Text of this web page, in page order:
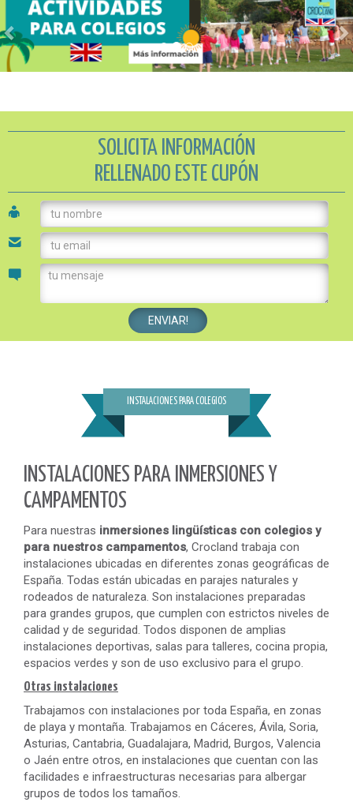
SOLICITA INFORMACIÓN
RELLENADO ESTE CUPÓN
INSTALACIONES PARA COLEGIOS
INSTALACIONES PARA INMERSIONES Y
CAMPAMENTOS
Para nuestras inmersiones lingüísticas con colegios y
para nuestros campamentos, Crocland trabaja con
instalaciones ubicadas en diferentes zonas geográficas de
España. Todas están ubicadas en parajes naturales y
rodeados de naturaleza. Son instalaciones preparadas
para grandes grupos, que cumplen con estrictos niveles de
calidad y de seguridad. Todos disponen de amplias
instalaciones deportivas, salas para talleres, cocina propia,
espacios verdes y son de uso exclusivo para el grupo.
Otras instalaciones
Trabajamos con instalaciones por toda España, en zonas
de playa y montaña. Trabajamos en Cáceres, Ávila, Soria,
Asturias, Cantabria, Guadalajara, Madrid, Burgos, Valencia
o Jaén entre otros, en instalaciones que cuentan con las
facilidades e infraestructuras necesarias para albergar
grupos de todos los tamaños.